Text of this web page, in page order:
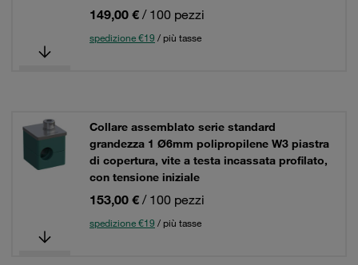
149,00 € / 100 pezzi
spedizione €19 / più tasse
Collare assemblato serie standard
grandezza 1 Ø6mm polipropilene W3 piastra
di copertura, vite a testa incassata profilato,
con tensione iniziale
153,00 € / 100 pezzi
spedizione €19 / più tasse